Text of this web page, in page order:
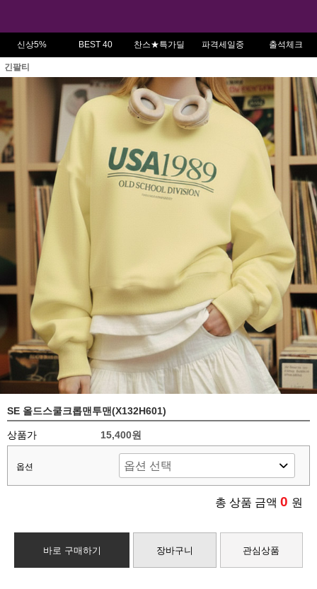
신상5% BEST 40 찬스★특가딜 파격세일중 출석체크
긴팔티
SE 올드스쿨크롭맨투맨(X132H601)
상품가 15,400원
옵션
총 상품 금액 0 원
바로 구매하기 장바구니 관심상품